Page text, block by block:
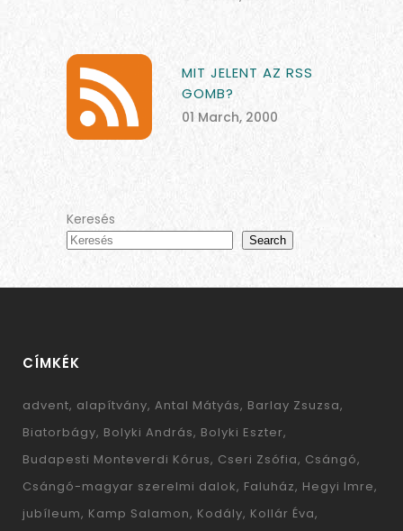
MIT JELENT AZ RSS
GOMB?
01 March, 2000
Keresés
Search
CÍMKÉK
advent alapítvány Antal Mátyás Barlay Zsuzsa
Biatorbágy Bolyki András Bolyki Eszter
Budapesti Monteverdi Kórus Cseri Zsófia Csángó
Csángó-magyar szerelmi dalok Faluház Hegyi Imre
jubíleum Kamp Salamon Kodály Kollár Éva